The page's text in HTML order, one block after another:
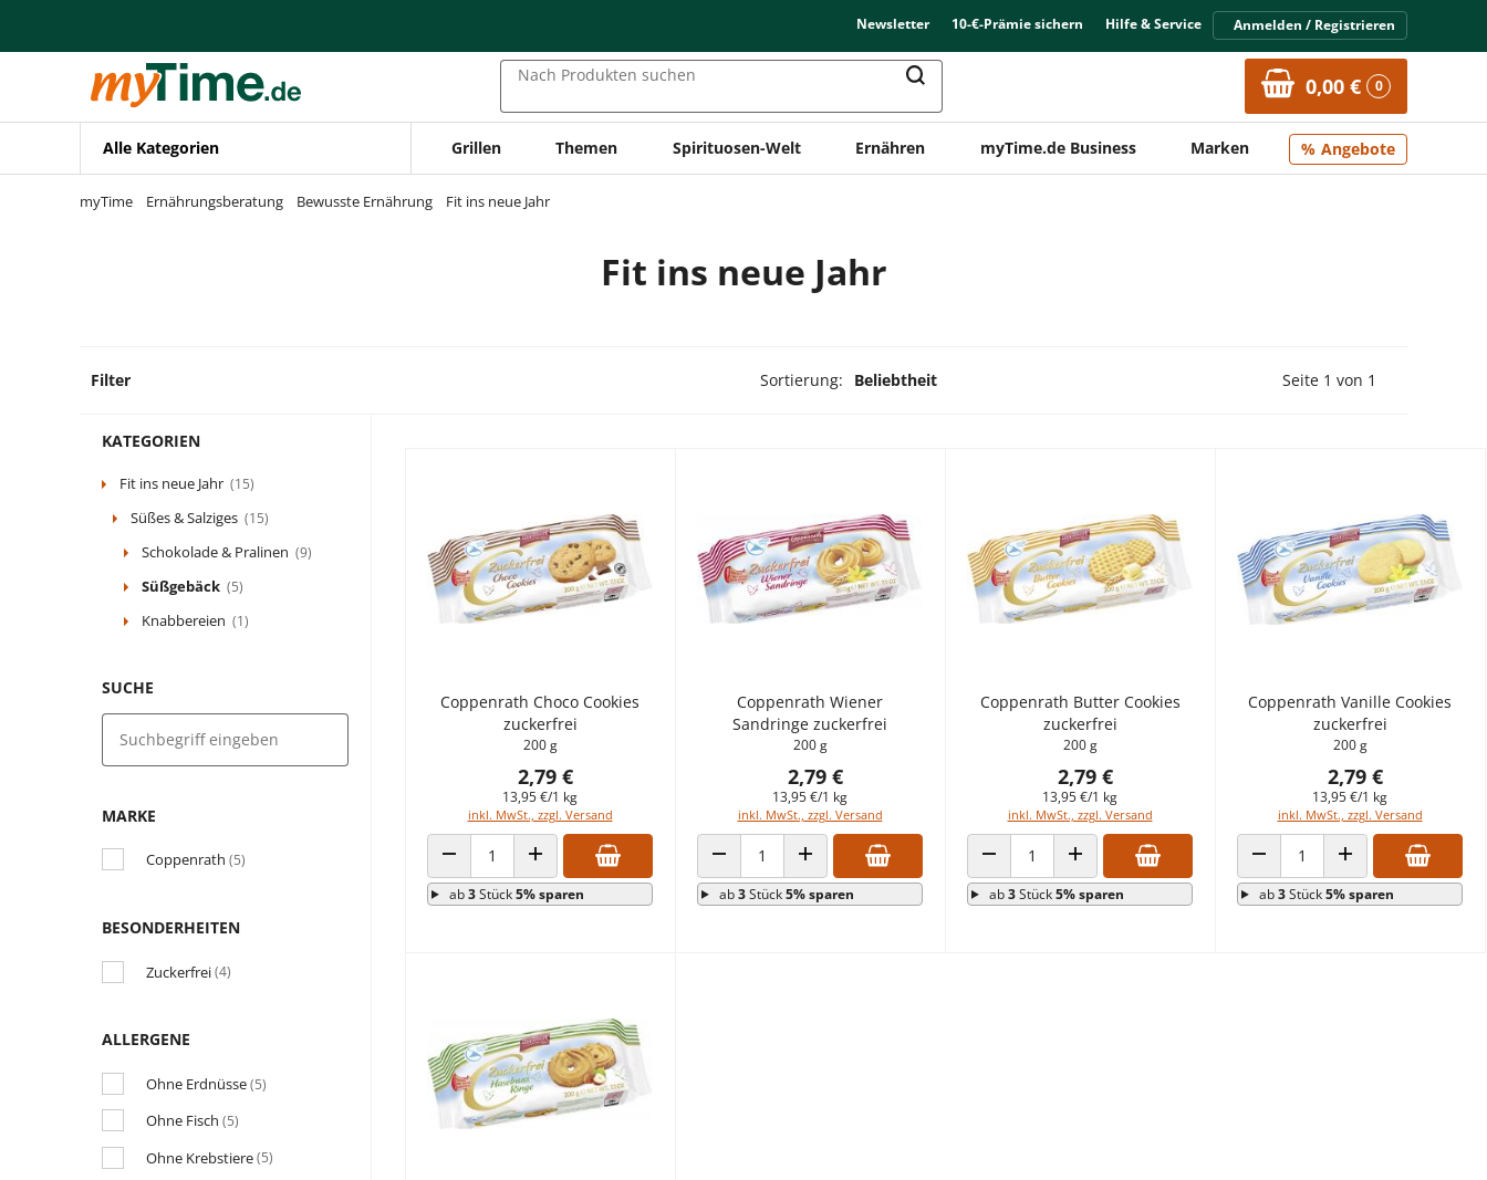
Zur Navigation springen
Zur Suche springen
Newsletter 10-€-Prämie sichern Hilfe & Service Anmelden / Registrieren
Nach Produkten suchen 0,00 € 0
Alle Kategorien Grillen Themen Spirituosen-Welt Ernähren myTime.de Business Marken Angebote
myTime Ernährungsberatung Bewusste Ernährung Fit ins neue Jahr
Fit ins neue Jahr
Filter Sortierung: Beliebtheit Vorherige Seite
Seite 1 von 1
KATEGORIEN
Fit ins neue Jahr (15)
Süßes & Salziges (15)
Schokolade & Pralinen (9)
Süßgebäck (5)
Knabbereien (1)
SUCHE
MARKE
Coppenrath (5)
BESONDERHEITEN
Zuckerfrei(4)
ALLERGENE
Ohne Erdnüsse(5)
Ohne Fisch (5)
Ohne Krebstiere(5)
Coppenrath Choco Cookies
zuckerfrei
200 g
2,79 €
13,95 €/1 kg
inkl. MwSt., zzgl. Versand
ANZAHL VERRINGERNANZAHL ERHÖHEN
ab3Stück5% sparen
Coppenrath Wiener
Sandringe zuckerfrei
200 g
2,79 €
13,95 €/1 kg
inkl. MwSt., zzgl. Versand
ANZAHL VERRINGERNANZAHL ERHÖHEN
ab3Stück5% sparen
Coppenrath Butter Cookies
zuckerfrei
200 g
2,79 €
13,95 €/1 kg
inkl. MwSt., zzgl. Versand
ANZAHL VERRINGERNANZAHL ERHÖHEN
ab3Stück5% sparen
Coppenrath Vanille Cookies
zuckerfrei
200 g
2,79 €
13,95 €/1 kg
inkl. MwSt., zzgl. Versand
ANZAHL VERRINGERNANZAHL ERHÖHEN
ab3Stück5% sparen